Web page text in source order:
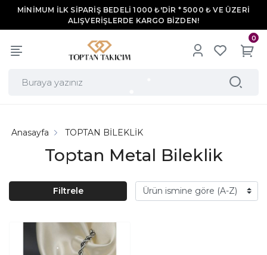
MİNİMUM İLK SİPARİŞ BEDELİ 1000 ₺'DİR * 5000 ₺ VE ÜZERİ
ALIŞVERİŞLERDE KARGO BİZDEN!
0
Toptan Metal Bileklik
Anasayfa TOPTAN BİLEKLİK
Filtrele